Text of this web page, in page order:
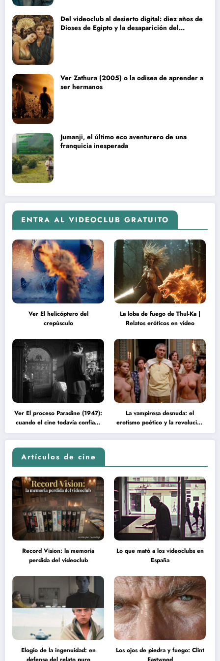
Del videoclub al desierto digital: diez años de
Dioses de Egipto y la desaparición del
Ver Zathura (2005) o la odisea de aprender a
ser hermanos
Jumanji, el último eco aventurero de una
franquicia inesperada
ENTRA AL VIDEOCLUB GRATUITO
Ver El helicóptero del
crepúsculo
La loba de fuego de Thul-Ka |
Relatos eróticos en video
Ver El proceso Paradine (1947):
cuando el cine todavía confiaba
en la inteligencia del espectador
La vampiresa desnuda: el
erotismo poético y la revolución
psicodélica de Jean Rollin
Artículos de cine
Record Vision: la memoria
perdida del videoclub
Lo que mató a los videoclubs en
España
Elogio de la ingenuidad: en
Los ojos de piedra y fuego: Clint